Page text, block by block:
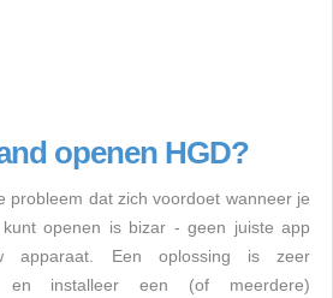
openen HGD?
probleem dat zich voordoet wanneer je
openen is bizar - geen juiste app
apparaat. Een oplossing is zeer
en installeer een (of meerdere)